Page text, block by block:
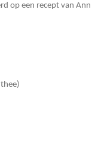
op een recept van Ann